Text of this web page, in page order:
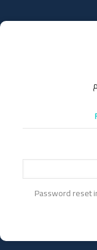
Password reset